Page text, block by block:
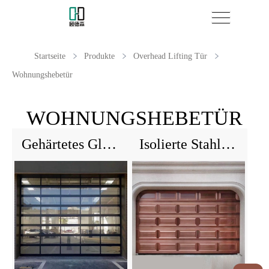
Startseite Produkte Overhead Lifting Tür
Wohnungshebetür
WOHNUNGSHEBETÜR
Gehärtetes Glas Overhead Garagentür für Haus Isolierte Stahlsektionen Garagentüren für Häuser